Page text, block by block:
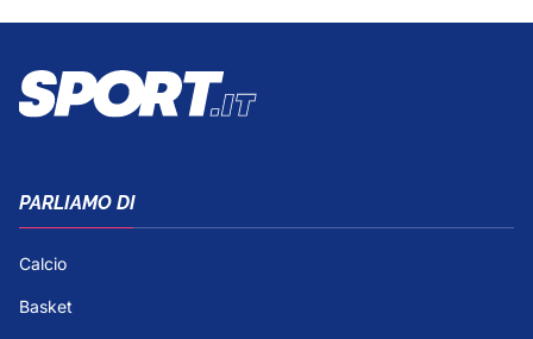
PARLIAMO DI
Calcio
Basket